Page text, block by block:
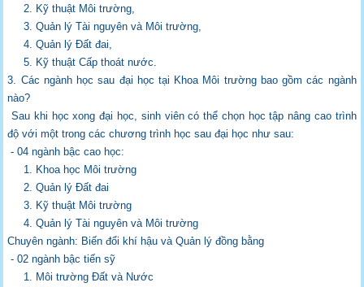
2. Kỹ thuật Môi trường,
3. Quản lý Tài nguyên và Môi trường,
4. Quản lý Đất đai,
5. Kỹ thuật Cấp thoát nước.
3. Các ngành học sau đại học tại Khoa Môi trường bao gồm các ngành
nào?
Sau khi học xong đại học, sinh viên có thể chọn học tập nâng cao trình
độ với một trongcác chương trình học sau đại học như sau:
- 04 ngành bậc cao học:
1. Khoa học Môi trường
2. Quản lý Đất đai
3. Kỹ thuật Môi trường
4. Quản lý Tài nguyên và Môi trường
Chuyên ngành: Biến đổi khí hậu và Quản lý đồng bằng
- 02 ngành bậc tiến sỹ
1. Môi trường Đất và Nước